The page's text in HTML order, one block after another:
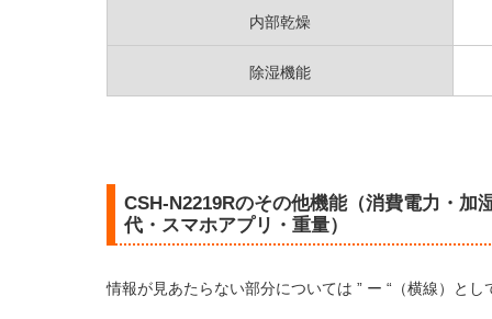
内部乾燥
除湿機能
CSH-N2219Rのその他機能（消費電力・加
代・スマホアプリ・重量）
情報が見あたらない部分については ” ー “（横線）とし